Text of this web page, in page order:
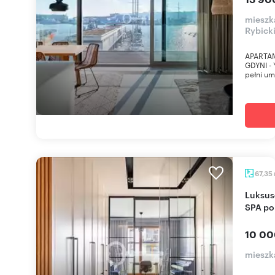
GDYNI
pełni
67,35
Luksusowe 3-pokojowe mieszkanie z balkonem i
SPA
10